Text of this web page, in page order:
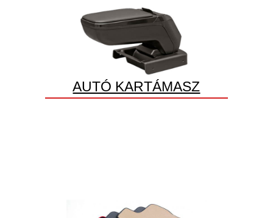
AUTÓ KARTÁMASZ